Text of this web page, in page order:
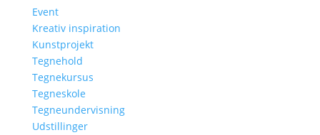
Event
Kreativ inspiration
Kunstprojekt
Tegnehold
Tegnekursus
Tegneskole
Tegneundervisning
Udstillinger